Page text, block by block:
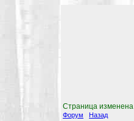
Страница изменена
Форум Назад